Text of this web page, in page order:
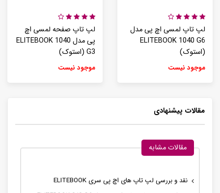
لپ تاپ صفحه لمسی اچ
پی مدل ELITEBOOK 1040
G3 (استوک)
موجود نیست
لپ تاپ لمسی اچ پی مدل
ELITEBOOK 1040 G6
(استوک)
موجود نیست
مقالات پیشنهادی
مقالات مشابه
نقد و بررسی لپ تاپ های اچ پی سری ELITEBOOK